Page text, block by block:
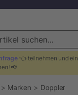
👈 teilnehmen und ein
📢
Marken Doppler